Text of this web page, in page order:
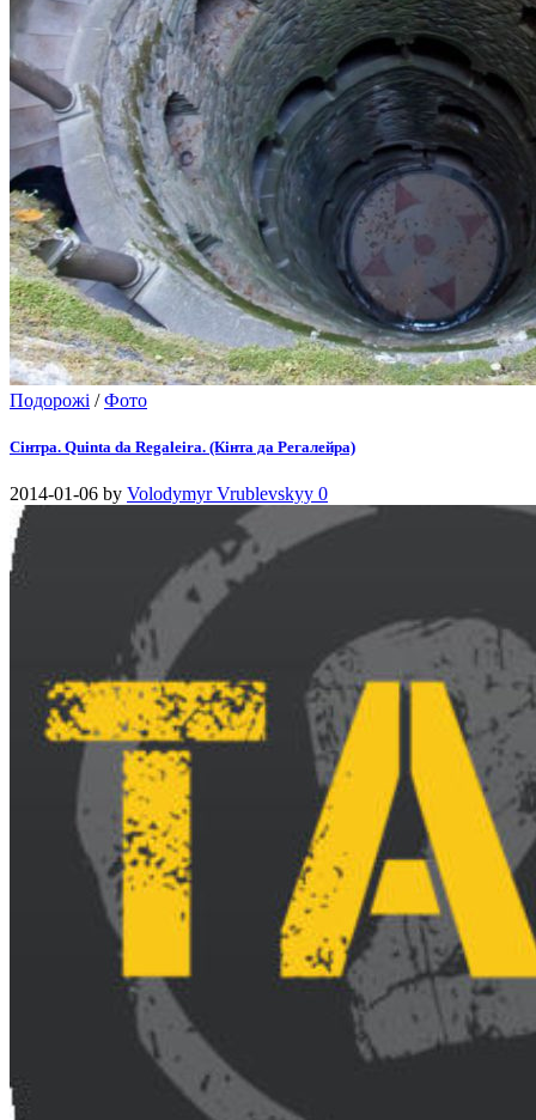
Подорожі /Фото
Сінтра. Quinta da Regaleira. (Кінта да Регалейра)
2014-01-06 by Volodymyr Vrublevskyy 0